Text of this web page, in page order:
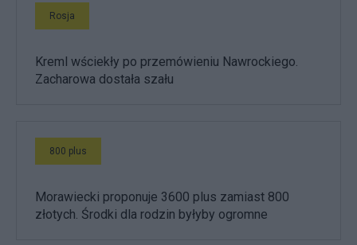
Rosja
Kreml wściekły po przemówieniu Nawrockiego.
Zacharowa dostała szału
800 plus
Morawiecki proponuje 3600 plus zamiast 800
złotych. Środki dla rodzin byłyby ogromne